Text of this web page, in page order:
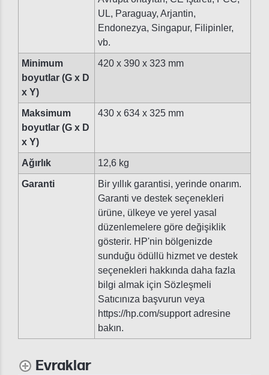
UL, Paraguay, Arjantin,
Endonezya, Singapur, Filipinler,
vb.
Minimum
boyutlar (G x D
x Y)
420 x 390 x 323 mm
Maksimum
boyutlar (G x D
x Y)
430 x 634 x 325 mm
Ağırlık 12,6 kg
Garanti
Bir yıllık garantisi, yerinde onarım.
Garanti ve destek seçenekleri
ürüne, ülkeye ve yerel yasal
düzenlemelere göre değişiklik
gösterir. HP'nin bölgenizde
sunduğu ödüllü hizmet ve destek
seçenekleri hakkında daha fazla
bilgi almak için Sözleşmeli
Satıcınıza başvurun veya
https://hp.com/support adresine
bakın.
Evraklar